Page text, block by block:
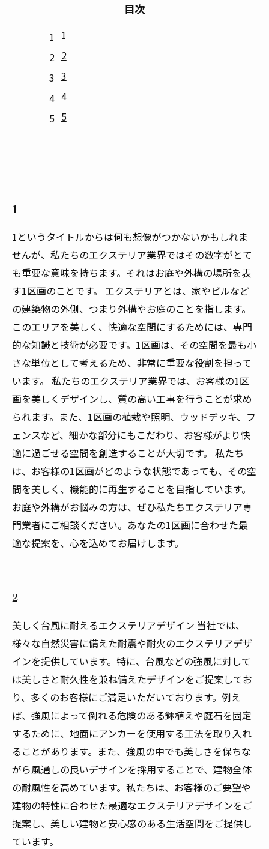
目次
1
2
3
4
5
1
1というタイトルからは何も想像がつかないかもしれま
せんが、私たちのエクステリア業界ではその数字がとて
も重要な意味を持ちます。それはお庭や外構の場所を表
す1区画のことです。 エクステリアとは、家やビルなど
の建築物の外側、つまり外構やお庭のことを指します。
このエリアを美しく、快適な空間にするためには、専門
的な知識と技術が必要です。1区画は、その空間を最も小
さな単位として考えるため、非常に重要な役割を担って
います。 私たちのエクステリア業界では、お客様の1区
画を美しくデザインし、質の高い工事を行うことが求め
られます。また、1区画の植栽や照明、ウッドデッキ、フ
ェンスなど、細かな部分にもこだわり、お客様がより快
適に過ごせる空間を創造することが大切です。 私たち
は、お客様の1区画がどのような状態であっても、その空
間を美しく、機能的に再生することを目指しています。
お庭や外構がお悩みの方は、ぜひ私たちエクステリア専
門業者にご相談ください。あなたの1区画に合わせた最
適な提案を、心を込めてお届けします。
2
美しく台風に耐えるエクステリアデザイン 当社では、
様々な自然災害に備えた耐震や耐火のエクステリアデザ
インを提供しています。特に、台風などの強風に対して
は美しさと耐久性を兼ね備えたデザインをご提案してお
り、多くのお客様にご満足いただいております。例え
ば、強風によって倒れる危険のある鉢植えや庭石を固定
するために、地面にアンカーを使用する工法を取り入れ
ることがあります。また、強風の中でも美しさを保ちな
がら風通しの良いデザインを採用することで、建物全体
の耐風性を高めています。私たちは、お客様のご要望や
建物の特性に合わせた最適なエクステリアデザインをご
提案し、美しい建物と安心感のある生活空間をご提供し
ています。